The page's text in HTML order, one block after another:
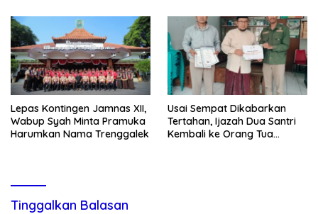
Lepas Kontingen Jamnas XII,
Wabup Syah Minta Pramuka
Harumkan Nama Trenggalek
Usai Sempat Dikabarkan
Tertahan, Ijazah Dua Santri
Kembali ke Orang Tua
Tinggalkan Balasan